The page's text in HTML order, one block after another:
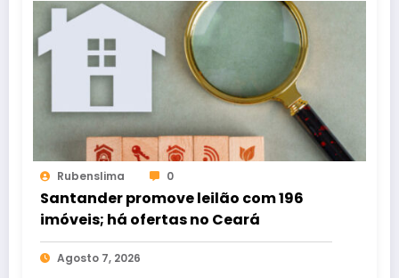
Rubenslima 0
Santander promove leilão com 196
imóveis; há ofertas no Ceará
Agosto 7, 2026